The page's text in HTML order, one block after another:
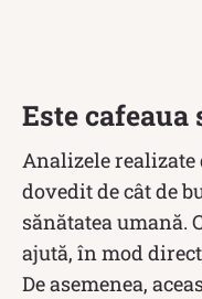
Este cafeaua
Analizele
dovedit de cât de
sănătatea umană.
ajută, în mod
De asemenea,